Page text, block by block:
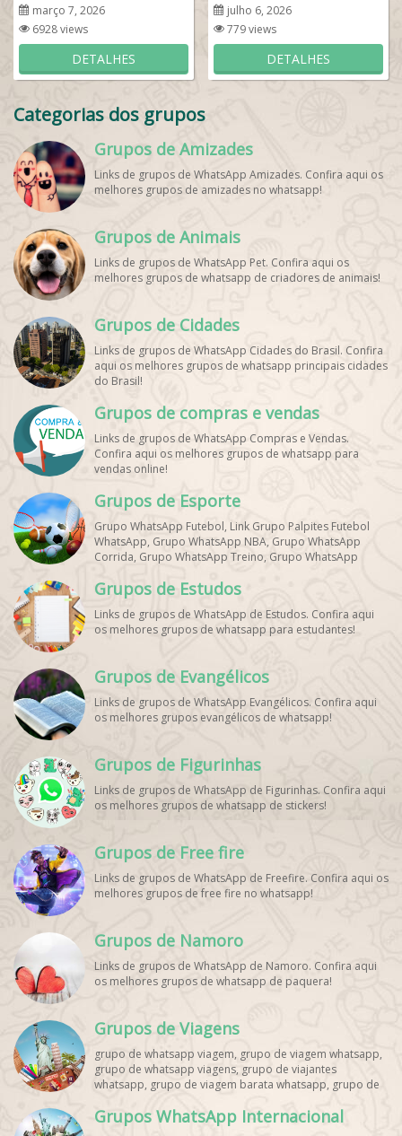
março 7, 2026
6928 views
DETALHES
julho 6, 2026
779 views
DETALHES
Categorias dos grupos
Grupos de Amizades
Links de grupos de WhatsApp Amizades. Confira aqui os
melhores grupos de amizades no whatsapp!
Grupos de Animais
Links de grupos de WhatsApp Pet. Confira aqui os
melhores grupos de whatsapp de criadores de animais!
Grupos de Cidades
Links de grupos de WhatsApp Cidades do Brasil. Confira
aqui os melhores grupos de whatsapp principais cidades
do Brasil!
Grupos de compras e vendas
Links de grupos de WhatsApp Compras e Vendas.
Confira aqui os melhores grupos de whatsapp para
vendas online!
Grupos de Esporte
Grupo WhatsApp Futebol, Link Grupo Palpites Futebol
WhatsApp, Grupo WhatsApp NBA, Grupo WhatsApp
Corrida, Grupo WhatsApp Treino, Grupo WhatsApp
WhatsApp, Grupo de Torcedores [Nome do Time]
WhatsApp, Link de Grupos de Esporte Grátis, Grupo
WhatsApp Dicas de Treino, Grupo WhatsApp Futebol Ao
Vivo. Grupo WhatsApp Esporte, Grupos de Esporte
WhatsApp Esporte, Grupo WhatsApp Futebol, Link Grupo
Palpites Futebol WhatsApp, Grupo WhatsApp NBA,
Grupos de Estudos
Links de grupos de WhatsApp de Estudos. Confira aqui
os melhores grupos de whatsapp para estudantes!
Grupos de Evangélicos
Links de grupos de WhatsApp Evangélicos. Confira aqui
os melhores grupos evangélicos de whatsapp!
Grupos de Figurinhas
Links de grupos de WhatsApp de Figurinhas. Confira aqui
os melhores grupos de whatsapp de stickers!
Grupos de Free fire
Links de grupos de WhatsApp de Freefire. Confira aqui os
melhores grupos de free fire no whatsapp!
Grupos de Namoro
Links de grupos de WhatsApp de Namoro. Confira aqui
os melhores grupos de whatsapp de paquera!
Grupos de Viagens
grupo de whatsapp viagem, grupo de viagem whatsapp,
grupo de whatsapp viagens, grupo de viajantes
whatsapp, grupo de viagem barata whatsapp, grupo de
grupo de excursão whatsapp, grupo de viagem em
grupo whatsapp, grupo de viagens nacionais whatsapp,
Grupos WhatsApp Internacional